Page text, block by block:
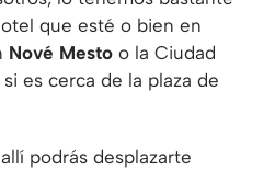
que esté o bien en
Nové Mesto o la Ciudad
es cerca de la plaza de
podrás desplazarte